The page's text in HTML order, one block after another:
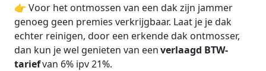
👉 Voor het ontmossen van een dak zijn jammer
genoeg geen premies verkrijgbaar. Laat je je dak
echter reinigen, door een erkende dak ontmosser,
dan kun je wel genieten van eenverlaagd BTW-
tariefvan 6% ipv 21%.